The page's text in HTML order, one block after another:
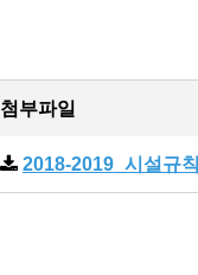
첨부파일
2018-2019_시설규